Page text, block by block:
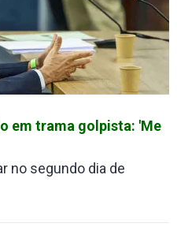
em trama golpista: 'Me
no segundo dia de